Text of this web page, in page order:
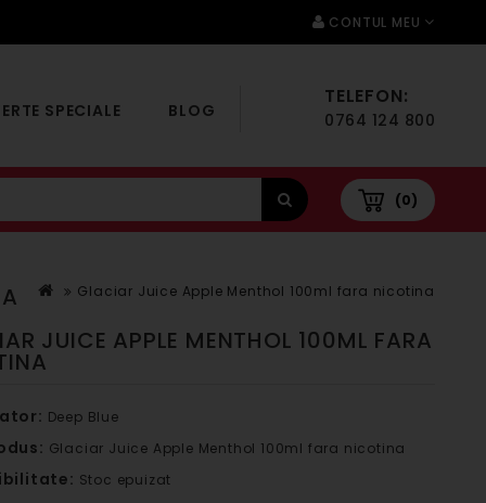
CONTUL MEU
TELEFON:
0764 124 800
SPECIALE BLOG
(0)
Glaciar Juice Apple Menthol 100ml fara nicotina
JUICE APPLE MENTHOL 100ML FARA
Deep Blue
Glaciar Juice Apple Menthol 100ml fara nicotina
Stoc epuizat